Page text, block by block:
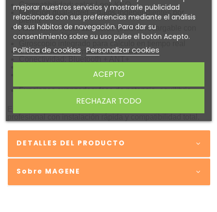
Compatibilidad: calas Look KEO
Medición dual-sided – datos independientes por
pierna
Autonomía: hasta 120 horas (batería recargable con
carga magnética)
Giroscopio integrado para cálculo en tiempo real
Compensación térmica y de altitud
Material: cuerpo en fibra de carbono composite y eje
Funciones avanzadas: fase de potencia, equilibrio
L/R, eficiencia, suavidad, etc.
DETALLES DEL PRODUCTO
Sobre MAGENE
mejorar nuestros servicios y mostrarle publicidad
relacionada con sus preferencias mediante el análisis
de sus hábitos de navegación. Para dar su
consentimiento sobre su uso pulse el botón Acepto.
Política de cookies Personalizar cookies
RECHAZAR TODO
ACEPTO